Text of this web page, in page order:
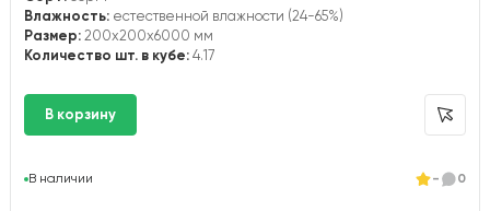
Влажность: естественной влажности (24-65%)
Размер: 200x200x6000 мм
Количество шт. в кубе: 4.17
В наличии - 0